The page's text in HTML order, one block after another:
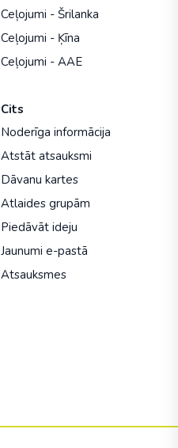
Ceļojumi - Šrilanka
Ceļojumi - Ķīna
Ceļojumi - AAE
Cits
Noderīga informācija
Atstāt atsauksmi
Dāvanu kartes
Atlaides grupām
Piedāvāt ideju
Jaunumi e-pastā
Atsauksmes